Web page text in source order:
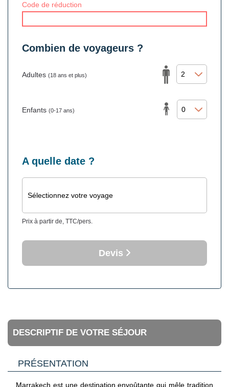
Code de réduction
Combien de voyageurs ?
Adultes (18 ans et plus)
Enfants (0-17 ans)
A quelle date ?
Sélectionnez votre voyage
Prix à partir de, TTC/pers.
Devis
DESCRIPTIF DE VOTRE SÉJOUR
PRÉSENTATION
Marrakech est une destination envoûtante qui mêle tradition